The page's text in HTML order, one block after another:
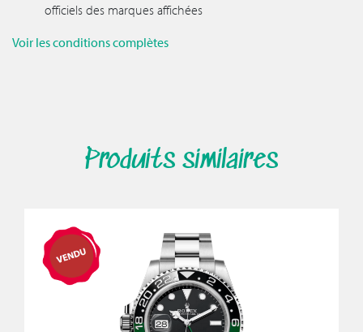
officiels des marques affichées
Voir les conditions complètes
Produits similaires